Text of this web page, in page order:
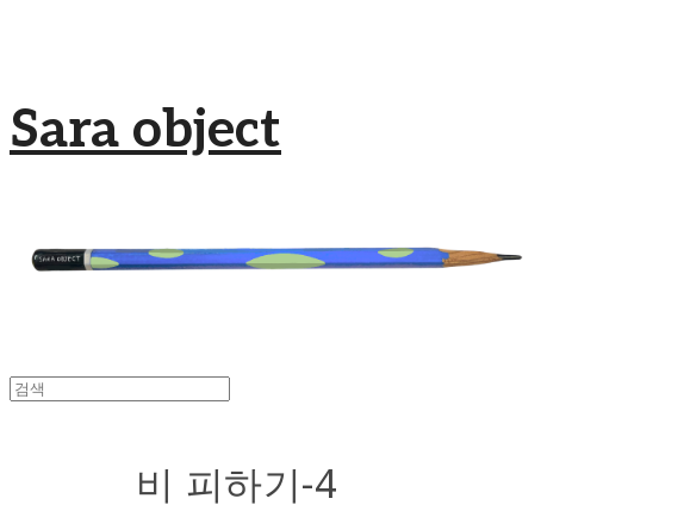
Sara object
비 피하기-4